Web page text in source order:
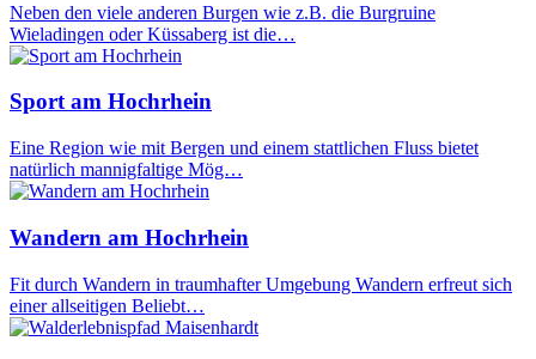
Neben den viele anderen Burgen wie z.B. die Burgruine
Wieladingen oder Küssaberg ist die…
Sport am Hochrhein
Eine Region wie mit Bergen und einem stattlichen Fluss bietet
natürlich mannigfaltige Mög…
Wandern am Hochrhein
Fit durch Wandern in traumhafter Umgebung Wandern erfreut sich
einer allseitigen Beliebt…